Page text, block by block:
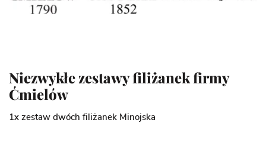
Niezwykłe zestawy filiżanek firmy
Ćmielów
1x zestaw dwóch filiżanek Minojska